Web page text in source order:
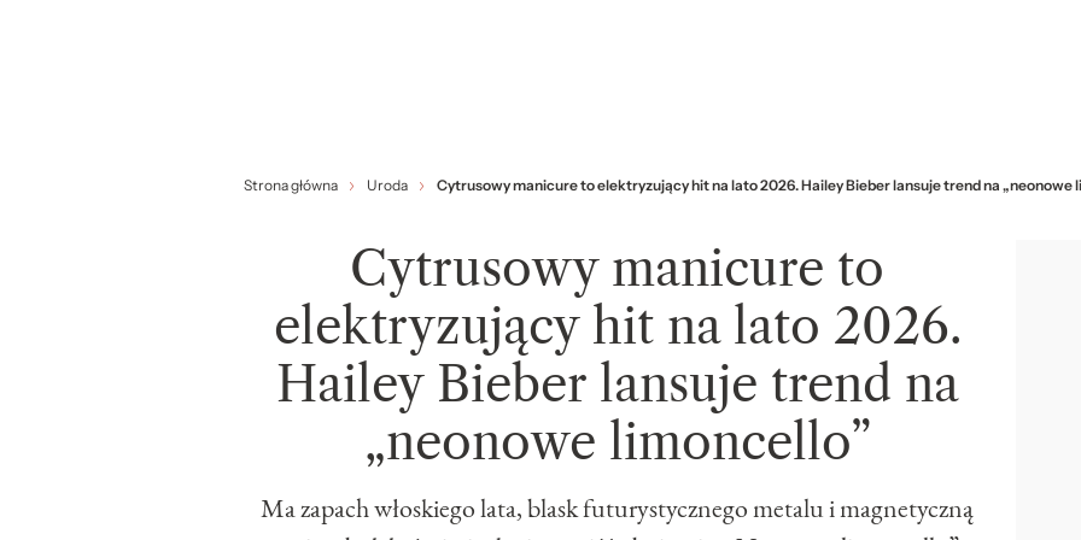
Strona główna Uroda Cytrusowy manicure to elektryzujący hit na lato 2026. Hailey Bieber lansuje trend na „neonowe
Cytrusowy manicure to
elektryzujący hit na lato 2026.
Hailey Bieber lansuje trend na
„neonowe limoncello”
Ma zapach włoskiego lata, blask futurystycznego metalu i magnetyczną